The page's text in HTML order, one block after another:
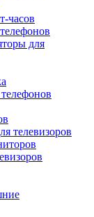
часов
для
телевизоров